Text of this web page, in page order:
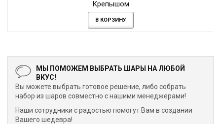
Крепышом
В КОРЗИНУ
МЫ ПОМОЖЕМ ВЫБРАТЬ ШАРЫ НА ЛЮБОЙ
ВКУС!
Вы можете выбрать готовое решение, либо собрать
набор из шаров совместно с нашими менеджерами!
Наши сотрудники с радостью помогут Вам в создании
Вашего шедевра!